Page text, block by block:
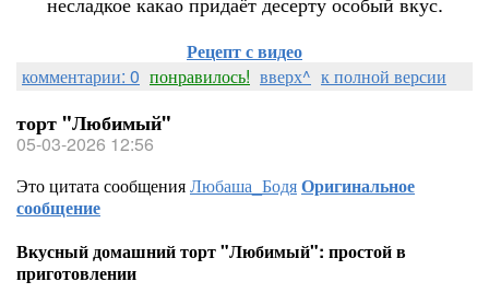
Рецепт с видео
комментарии: 0 понравилось! вверх^ к полной версии
торт "Любимый"
05-03-2026 12:56
Это цитата сообщенияЛюбаша_БодяОригинальное
сообщение
Вкусный домашний торт "Любимый": простой в
приготовлении